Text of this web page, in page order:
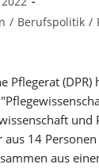
/ Berufspolitik /
Pflegerat
und
aus 14
aus